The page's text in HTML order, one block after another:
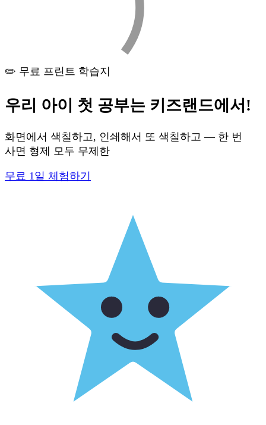
✏️ 무료 프린트 학습지
우리 아이 첫 공부는 키즈랜드에서!
화면에서 색칠하고, 인쇄해서 또 색칠하고 — 한 번
사면 형제 모두 무제한
무료 1일 체험하기